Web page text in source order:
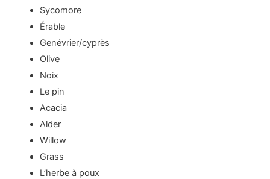
Sycomore
Érable
Genévrier/cyprès
Olive
Noix
Le pin
Acacia
Alder
Willow
Grass
L’herbe à poux